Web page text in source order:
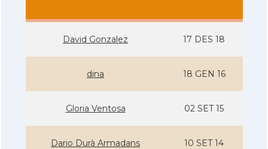
David Gonzalez 17 DES 18
dina 18 GEN 16
Gloria Ventosa 02 SET 15
Dario Durà Armadans 10 SET 14